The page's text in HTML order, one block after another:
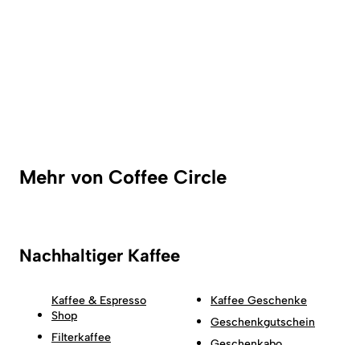
Mehr von Coffee Circle
Nachhaltiger Kaffee
Kaffee & Espresso
Shop
Filterkaffee
Kaffee Geschenke
Geschenkgutschein